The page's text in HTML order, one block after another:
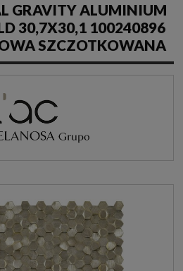
GRAVITY ALUMINIUM
30,7X30,1 100240896
SZCZOTKOWANA